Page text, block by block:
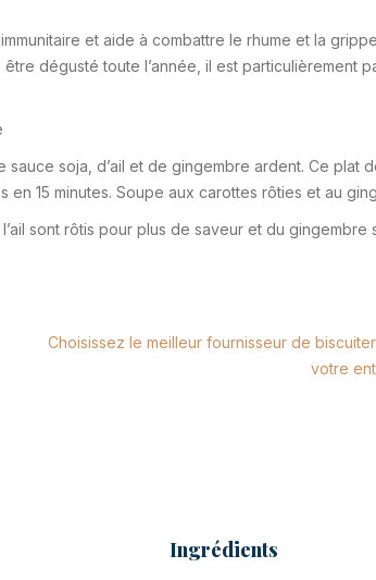
et aide à combattre le rhume et la
dégusté toute l’année, il est particulièrement
soja, d’ail et de gingembre ardent. Ce plat
15 minutes. Soupe aux carottes rôties et au
sont rôtis pour plus de saveur et du gingembre
Choisissez le meilleur fournisseur de
votre
Ingrédients